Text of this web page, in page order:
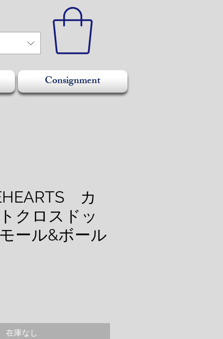
Consignment
カ
クロスドッ
ール&ボール
在庫なし